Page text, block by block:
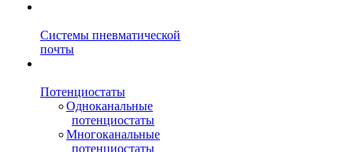
Системы пневматической
почты
Потенциостаты
Одноканальные
потенциостаты
Многоканальные
потенциостаты